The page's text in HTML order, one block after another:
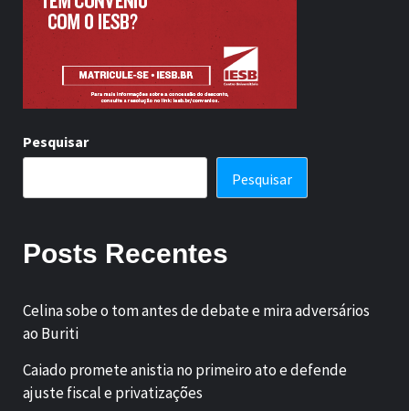
Pesquisar
Pesquisar
Posts Recentes
Celina sobe o tom antes de debate e mira adversários
ao Buriti
Caiado promete anistia no primeiro ato e defende
ajuste fiscal e privatizações